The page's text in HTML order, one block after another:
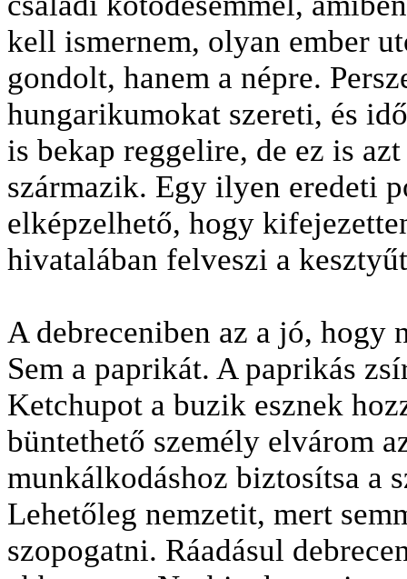
kell ismernem, olyan ember
gondolt, hanem a népre.
hungarikumokat szereti, és
is bekap reggelire, de ez is
származik. Egy ilyen eredeti
elképzelhető, hogy
hivatalában felveszi a
A debreceniben az a jó, hogy
Sem a paprikát. A paprikás
Ketchupot a buzik esznek
büntethető személy elvárom
munkálkodáshoz biztosítsa a
Lehetőleg nemzetit, mert
szopogatni. Ráadásul